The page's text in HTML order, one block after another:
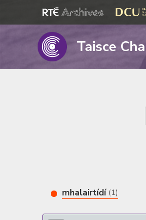
Taisce
mhalairtídí (1)